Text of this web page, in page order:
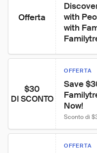
Offerta
with
with
$30
DI SCONTO
OFFERTA
Save
Now!
Sconto di
OFFERTA